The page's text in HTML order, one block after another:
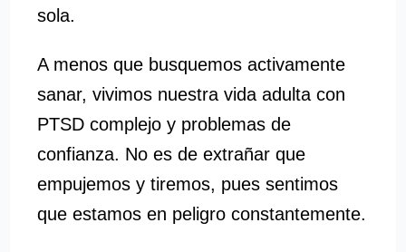
sola.
A menos que busquemos activamente
sanar, vivimos nuestra vida adulta con
PTSD complejo y problemas de
confianza. No es de extrañar que
empujemos y tiremos, pues sentimos
que estamos en peligro constantemente.